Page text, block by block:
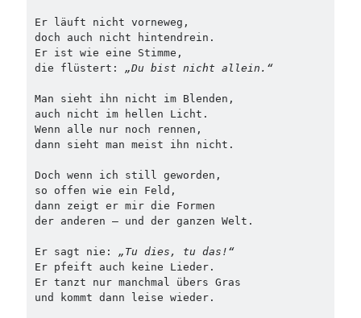
Er läuft nicht vorneweg,
doch auch nicht hintendrein.
Er ist wie eine Stimme,
die flüstert: „Du bist nicht allein.“
Man sieht ihn nicht im Blenden,
auch nicht im hellen Licht.
Wenn alle nur noch rennen,
dann sieht man meist ihn nicht.
Doch wenn ich still geworden,
so offen wie ein Feld,
dann zeigt er mir die Formen
der anderen – und der ganzen Welt.
Er sagt nie: „Tu dies, tu das!“
Er pfeift auch keine Lieder.
Er tanzt nur manchmal übers Gras
und kommt dann leise wieder.